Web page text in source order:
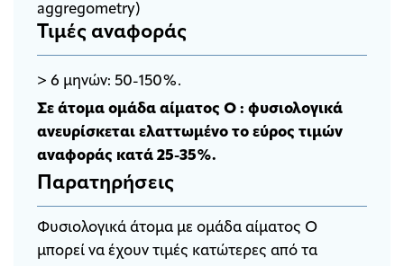
aggregometry)
Τιμές αναφοράς
> 6 μηνών: 50-150%.
Σε άτομα ομάδα αίματος Ο : φυσιολογικά
ανευρίσκεται ελαττωμένο το εύρος τιμών
αναφοράς κατά 25-35%.
Παρατηρήσεις
Φυσιολογικά άτομα με ομάδα αίματος Ο
μπορεί να έχουν τιμές κατώτερες από τα